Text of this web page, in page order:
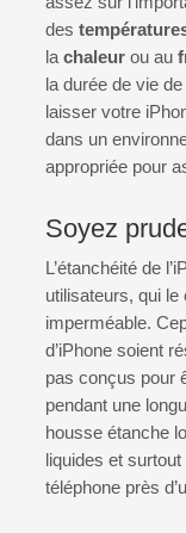
des
la chaleurou au
la durée de vie
laisser votre
dans un
appropriée pour
Soyez
L’étanchéité de
utilisateurs, qui
imperméable.
d’iPhone soient
pas conçus pour
pendant une
housse étanche
liquides et
téléphone près